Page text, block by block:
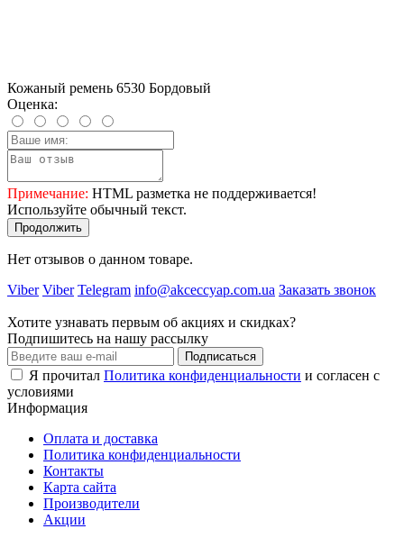
Кожаный ремень 6530 Бордовый
Оценка:
Примечание: HTML разметка не поддерживается!
Используйте обычный текст.
Продолжить
Нет отзывов о данном товаре.
Viber Viber Telegram info@akceccyap.com.ua Заказать звонок
Хотите узнавать первым об акциях и скидках?
Подпишитесь на нашу рассылку
Подписаться
Я прочитал Политика конфиденциальности и согласен с
условиями
Информация
Оплата и доставка
Политика конфиденциальности
Контакты
Карта сайта
Производители
Акции